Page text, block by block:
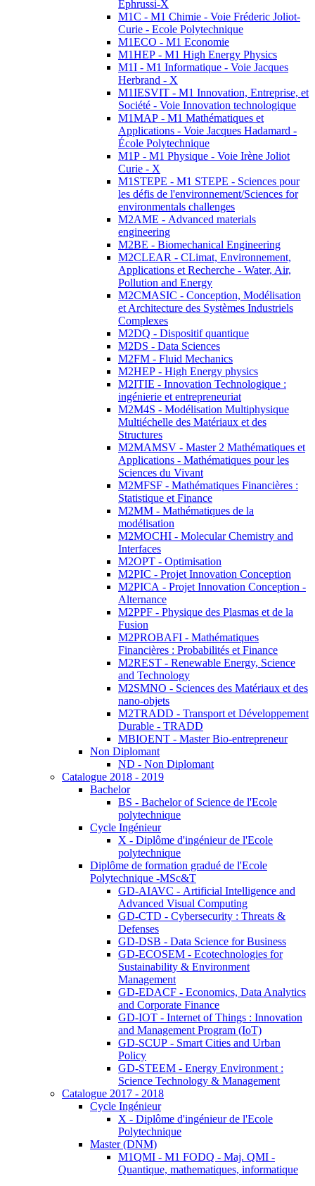
Ephrussi-X
M1C - M1 Chimie - Voie Fréderic Joliot-
Curie - Ecole Polytechnique
M1ECO - M1 Economie
M1HEP - M1 High Energy Physics
M1I - M1 Informatique - Voie Jacques
Herbrand - X
M1IESVIT - M1 Innovation, Entreprise, et
Société - Voie Innovation technologique
M1MAP - M1 Mathématiques et
Applications - Voie Jacques Hadamard -
École Polytechnique
M1P - M1 Physique - Voie Irène Joliot
Curie - X
M1STEPE - M1 STEPE - Sciences pour
les défis de l'environnement/Sciences for
environmentals challenges
M2AME - Advanced materials
engineering
M2BE - Biomechanical Engineering
M2CLEAR - CLimat, Environnement,
Applications et Recherche - Water, Air,
Pollution and Energy
M2CMASIC - Conception, Modélisation
et Architecture des Systèmes Industriels
Complexes
M2DQ - Dispositif quantique
M2DS - Data Sciences
M2FM - Fluid Mechanics
M2HEP - High Energy physics
M2ITIE - Innovation Technologique :
ingénierie et entrepreneuriat
M2M4S - Modélisation Multiphysique
Multiéchelle des Matériaux et des
Structures
M2MAMSV - Master 2 Mathématiques et
Applications - Mathématiques pour les
Sciences du Vivant
M2MFSF - Mathématiques Financières :
Statistique et Finance
M2MM - Mathématiques de la
modélisation
M2MOCHI - Molecular Chemistry and
Interfaces
M2OPT - Optimisation
M2PIC - Projet Innovation Conception
M2PICA - Projet Innovation Conception -
Alternance
M2PPF - Physique des Plasmas et de la
Fusion
M2PROBAFI - Mathématiques
Financières : Probabilités et Finance
M2REST - Renewable Energy, Science
and Technology
M2SMNO - Sciences des Matériaux et des
nano-objets
M2TRADD - Transport et Développement
Durable - TRADD
MBIOENT - Master Bio-entrepreneur
Non Diplomant
ND - Non Diplomant
Catalogue 2018 - 2019
Bachelor
BS - Bachelor of Science de l'Ecole
polytechnique
Cycle Ingénieur
X - Diplôme d'ingénieur de l'Ecole
polytechnique
Diplôme de formation gradué de l'Ecole
Polytechnique -MSc&T
GD-AIAVC - Artificial Intelligence and
Advanced Visual Computing
GD-CTD - Cybersecurity : Threats &
Defenses
GD-DSB - Data Science for Business
GD-ECOSEM - Ecotechnologies for
Sustainability & Environment
Management
GD-EDACF - Economics, Data Analytics
and Corporate Finance
GD-IOT - Internet of Things : Innovation
and Management Program (IoT)
GD-SCUP - Smart Cities and Urban
Policy
GD-STEEM - Energy Environment :
Science Technology & Management
Catalogue 2017 - 2018
Cycle Ingénieur
X - Diplôme d'ingénieur de l'Ecole
Polytechnique
Master (DNM)
M1QMI - M1 FODQ - Maj. QMI -
Quantique, mathematiques, informatique